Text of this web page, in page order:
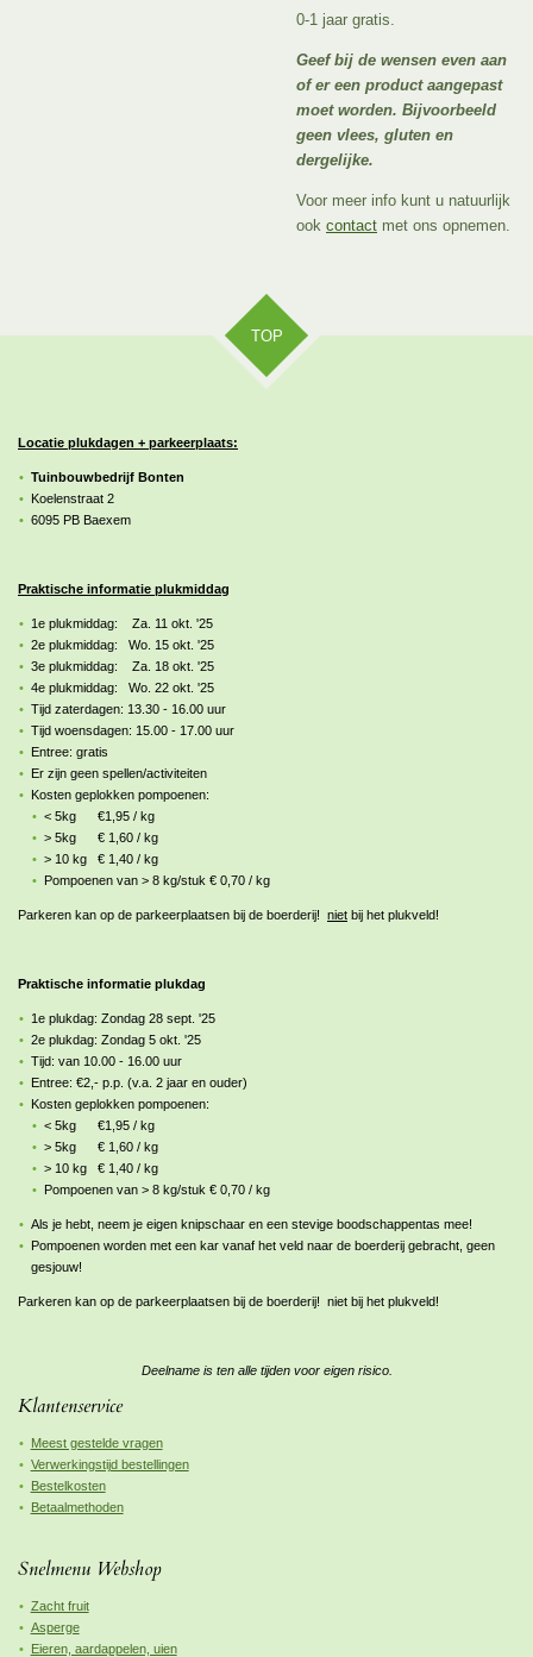
0-1 jaar gratis.
Geef bij de wensen even aan
of er een product aangepast
moet worden. Bijvoorbeeld
geen vlees, gluten en
dergelijke.
Voor meer info kunt u natuurlijk
ook contact met ons opnemen.
TOP
Locatie plukdagen + parkeerplaats:
Tuinbouwbedrijf Bonten
Koelenstraat 2
6095 PB Baexem
Praktische informatie plukmiddag
1e plukmiddag: Za. 11 okt. '25
2e plukmiddag: Wo. 15 okt. '25
3e plukmiddag: Za. 18 okt. '25
4e plukmiddag: Wo. 22 okt. '25
Tijd zaterdagen: 13.30 - 16.00 uur
Tijd woensdagen: 15.00 - 17.00 uur
Entree: gratis
Er zijn geen spellen/activiteiten
Kosten geplokken pompoenen:
< 5kg €1,95 / kg
> 5kg € 1,60 / kg
> 10 kg € 1,40 / kg
Pompoenen van > 8 kg/stuk € 0,70 / kg
Parkeren kan op de parkeerplaatsen bij de boerderij! niet bij het plukveld!
Praktische informatie plukdag
1e plukdag: Zondag 28 sept. '25
2e plukdag: Zondag 5 okt. '25
Tijd: van 10.00 - 16.00 uur
Entree: €2,- p.p. (v.a. 2 jaar en ouder)
Kosten geplokken pompoenen:
< 5kg €1,95 / kg
> 5kg € 1,60 / kg
> 10 kg € 1,40 / kg
Pompoenen van > 8 kg/stuk € 0,70 / kg
Als je hebt, neem je eigen knipschaar en een stevige boodschappentas mee!
Pompoenen worden met een kar vanaf het veld naar de boerderij gebracht, geen
gesjouw!
Parkeren kan op de parkeerplaatsen bij de boerderij! niet bij het plukveld!
Deelname is ten alle tijden voor eigen risico.
Klantenservice
Meest gestelde vragen
Verwerkingstijd bestellingen
Bestelkosten
Betaalmethoden
Snelmenu Webshop
Zacht fruit
Asperge
Eieren, aardappelen, uien